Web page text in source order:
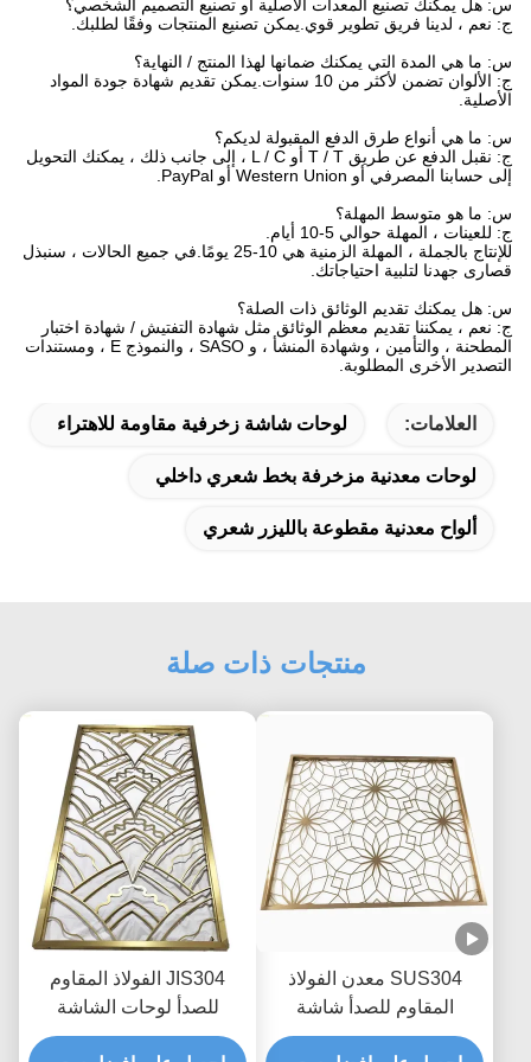
س: هل يمكنك تصنيع المعدات الأصلية أو تصنيع التصميم الشخصي؟
ج: نعم ، لدينا فريق تطوير قوي.يمكن تصنيع المنتجات وفقًا لطلبك.
س: ما هي المدة التي يمكنك ضمانها لهذا المنتج / النهاية؟
ج: الألوان تضمن لأكثر من 10 سنوات.يمكن تقديم شهادة جودة المواد
الأصلية.
س: ما هي أنواع طرق الدفع المقبولة لديكم؟
ج: نقبل الدفع عن طريق T / T أو L / C ، إلى جانب ذلك ، يمكنك التحويل
إلى حسابنا المصرفي أو Western Union أو PayPal.
س: ما هو متوسط ​​المهلة؟
ج: للعينات ، المهلة حوالي 5-10 أيام.
للإنتاج بالجملة ، المهلة الزمنية هي 10-25 يومًا.في جميع الحالات ، سنبذل
قصارى جهدنا لتلبية احتياجاتك.
س: هل يمكنك تقديم الوثائق ذات الصلة؟
ج: نعم ، يمكننا تقديم معظم الوثائق مثل شهادة التفتيش / شهادة اختبار
المطحنة ، والتأمين ، وشهادة المنشأ ، و SASO ، والنموذج E ، ومستندات
التصدير الأخرى المطلوبة.
العلامات: لوحات شاشة زخرفية مقاومة للاهتراء
لوحات معدنية مزخرفة بخط شعري داخلي
ألواح معدنية مقطوعة بالليزر شعري
منتجات ذات صلة
SUS304 معدن الفولاذ
المقاوم للصدأ شاشة
التقسيم شعري H3m روز
JIS304 الفولاذ المقاوم
للصدأ لوحات الشاشة
الزخرفية Wearproof الليزر